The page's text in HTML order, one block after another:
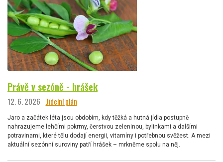
Právě v sezóně - hrášek
12. 6. 2026 Jídelní plán
Jaro a začátek léta jsou obdobím, kdy těžká a hutná jídla postupně
nahrazujeme lehčími pokrmy, čerstvou zeleninou, bylinkami a dalšími
potravinami, které tělu dodají energii, vitamíny i potřebnou svěžest. A mezi
aktuální sezónní suroviny patří hrášek – mrkněme spolu na něj.